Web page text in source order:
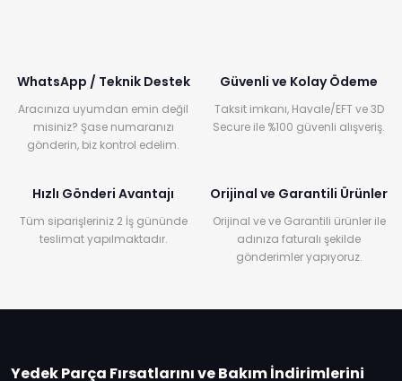
WhatsApp / Teknik Destek
Aracınıza uyumdan emin değil
misiniz? Şase numaranızı
gönderin, biz kontrol edelim.
Güvenli ve Kolay Ödeme
Taksit imkanı, Havale/EFT ve 3D
Secure ile %100 güvenli alışveriş.
Hızlı Gönderi Avantajı
Tüm siparişleriniz 2 İş gününde
teslimat yapılmaktadır.
Orijinal ve Garantili Ürünler
Orijinal ve ve Garantili ürünler ile
adınıza faturalı şekilde
gönderimler yapıyoruz.
Yedek Parça Fırsatlarını ve Bakım İndirimlerini